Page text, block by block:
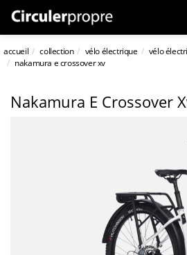
accueil collection vélo électrique
vélo
nakamura e crossover xv
Nakamura E Crossover